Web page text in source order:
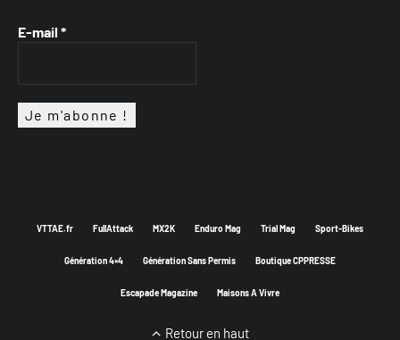
E-mail *
VTTAE.fr FullAttack MX2K Enduro Mag Trial Mag Sport-Bikes
Génération 4×4 Génération Sans Permis Boutique CPPRESSE
Escapade Magazine Maisons A Vivre
Retour en haut